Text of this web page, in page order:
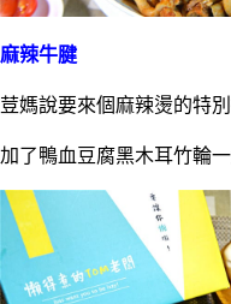
麻辣牛腱
荳媽說要來個麻辣燙的特
加了鴨血豆腐黑木耳竹輪